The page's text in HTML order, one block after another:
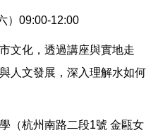
）09:00-12:00
文化，透過講座與實地走
人文發展，深入理解水如何
（杭州南路二段1號 金甌女